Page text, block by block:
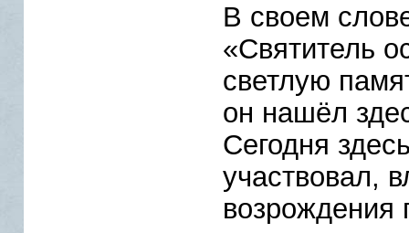
В своем
«Святитель
светлую
он нашёл
Сегодня
участвовал,
возрождения